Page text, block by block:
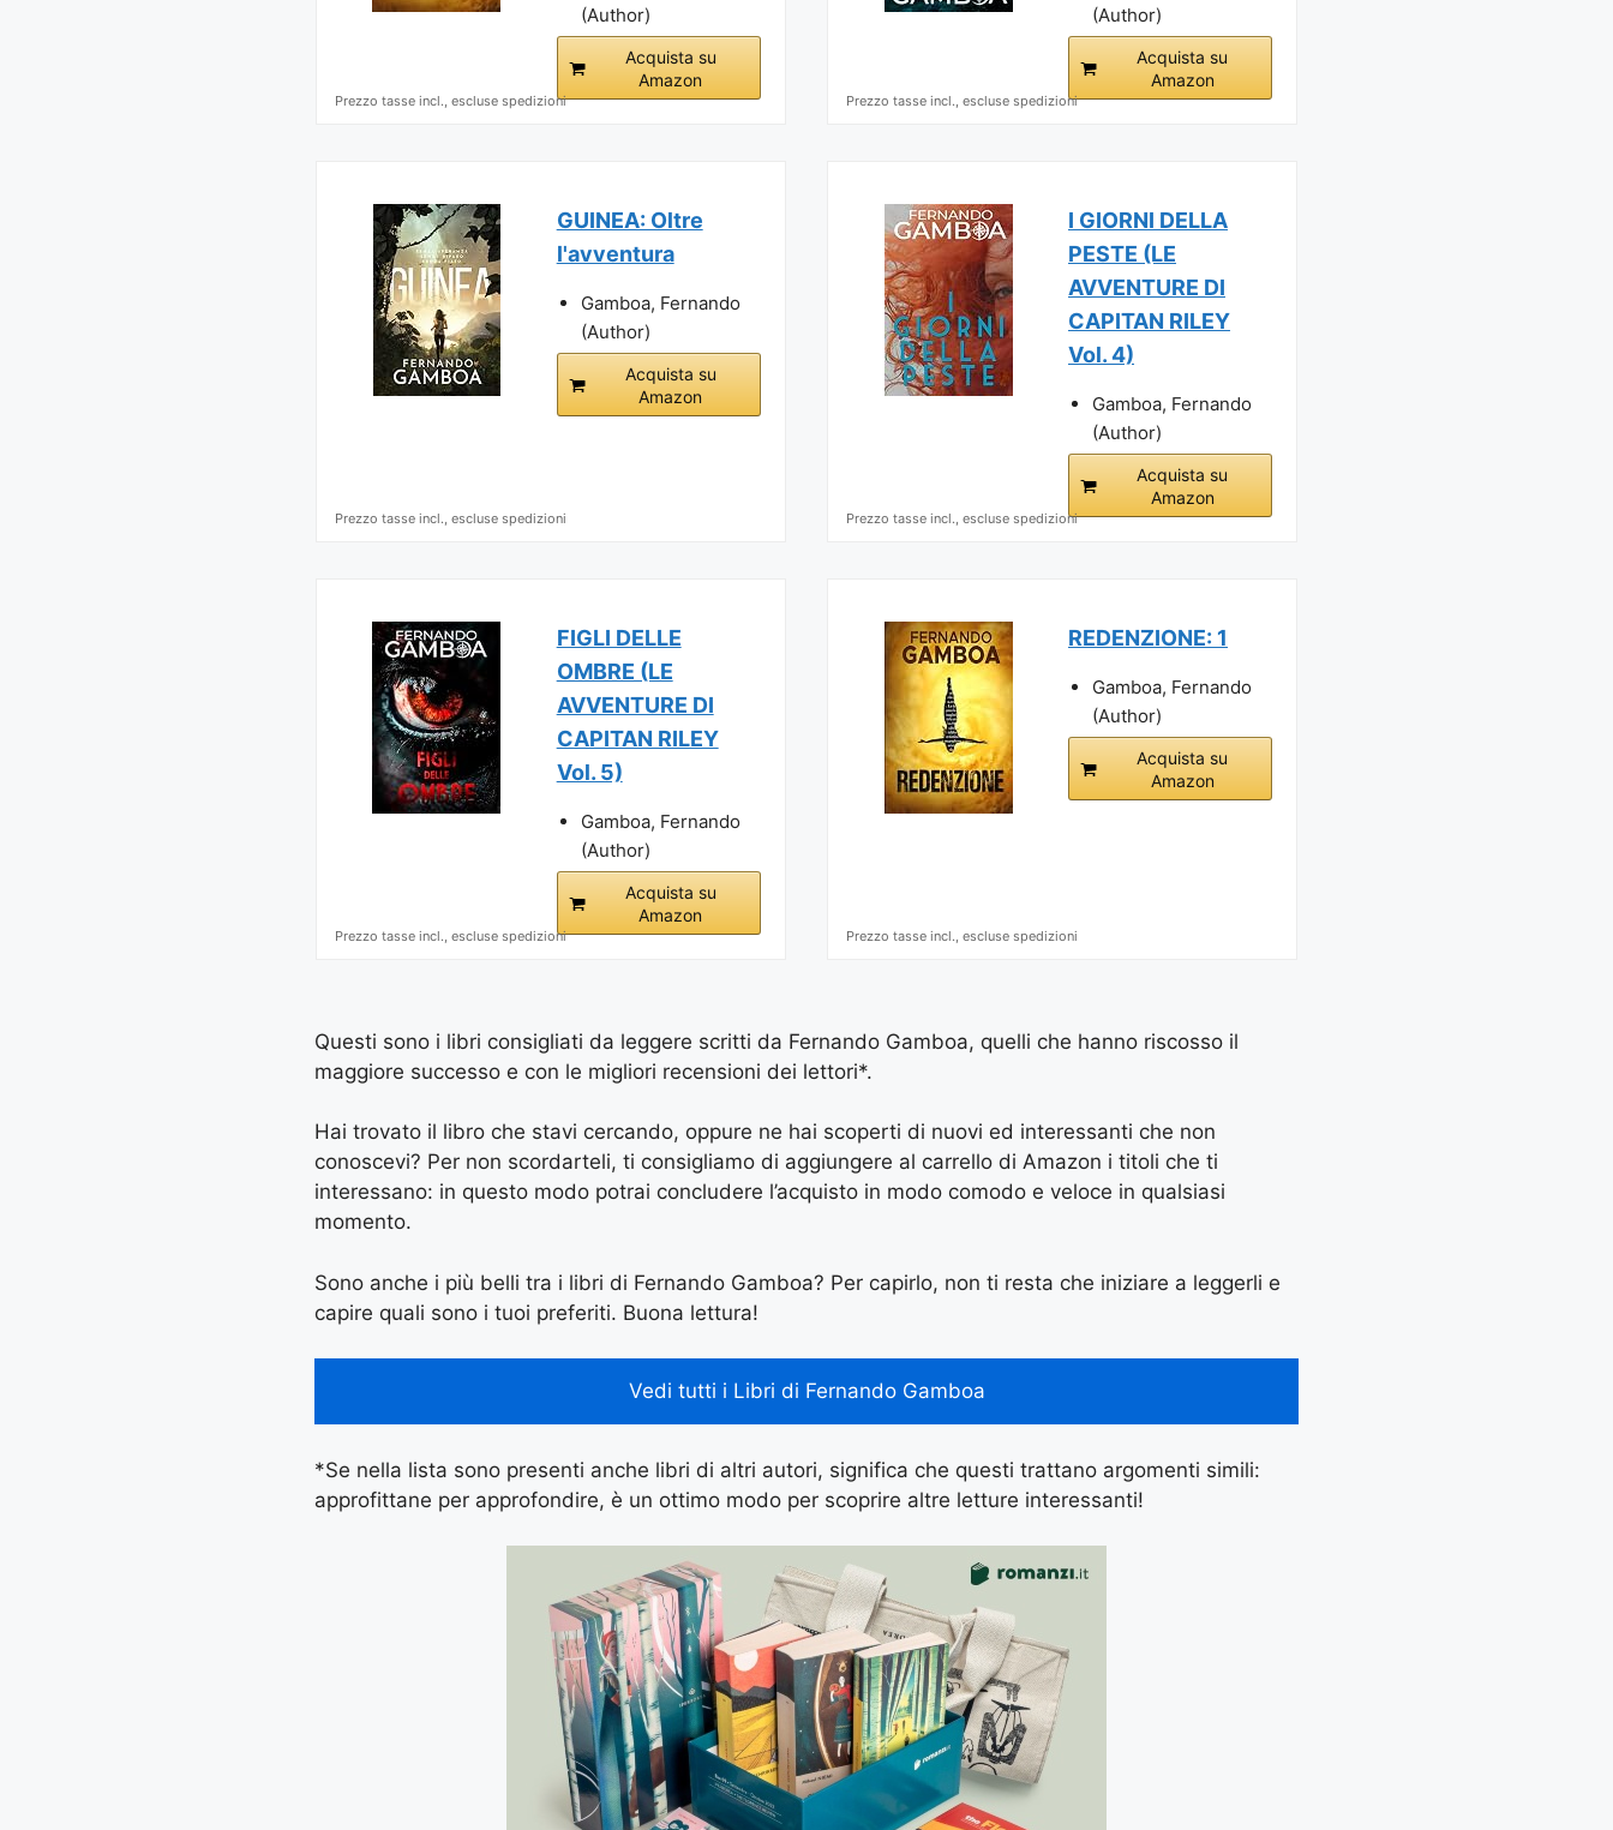
(Author)
Acquista su
Amazon
Prezzo tasse incl., escluse spedizioni
(Author)
Acquista su
Amazon
Prezzo tasse incl., escluse spedizioni
GUINEA: Oltre
l'avventura
Gamboa, Fernando
(Author)
Acquista su
Amazon
Prezzo tasse incl., escluse spedizioni
I GIORNI DELLA
PESTE (LE
AVVENTURE DI
CAPITAN RILEY
Vol. 4)
Gamboa, Fernando
(Author)
Acquista su
Amazon
Prezzo tasse incl., escluse spedizioni
FIGLI DELLE
OMBRE (LE
AVVENTURE DI
CAPITAN RILEY
Vol. 5)
Gamboa, Fernando
(Author)
Acquista su
Amazon
Prezzo tasse incl., escluse spedizioni
REDENZIONE: 1
Gamboa, Fernando
(Author)
Acquista su
Amazon
Prezzo tasse incl., escluse spedizioni
Questi sono i libri consigliati da leggere scritti da Fernando Gamboa, quelli che hanno riscosso il
maggiore successo e con le migliori recensioni dei lettori*.
Hai trovato il libro che stavi cercando, oppure ne hai scoperti di nuovi ed interessanti che non
conoscevi? Per non scordarteli, ti consigliamo di aggiungere al carrello di Amazon i titoli che ti
interessano: in questo modo potrai concludere l’acquisto in modo comodo e veloce in qualsiasi
momento.
Sono anche i più belli tra i libri di Fernando Gamboa? Per capirlo, non ti resta che iniziare a leggerli e
capire quali sono i tuoi preferiti. Buona lettura!
Vedi tutti i Libri di Fernando Gamboa
*Se nella lista sono presenti anche libri di altri autori, significa che questi trattano argomenti simili:
approfittane per approfondire, è un ottimo modo per scoprire altre letture interessanti!